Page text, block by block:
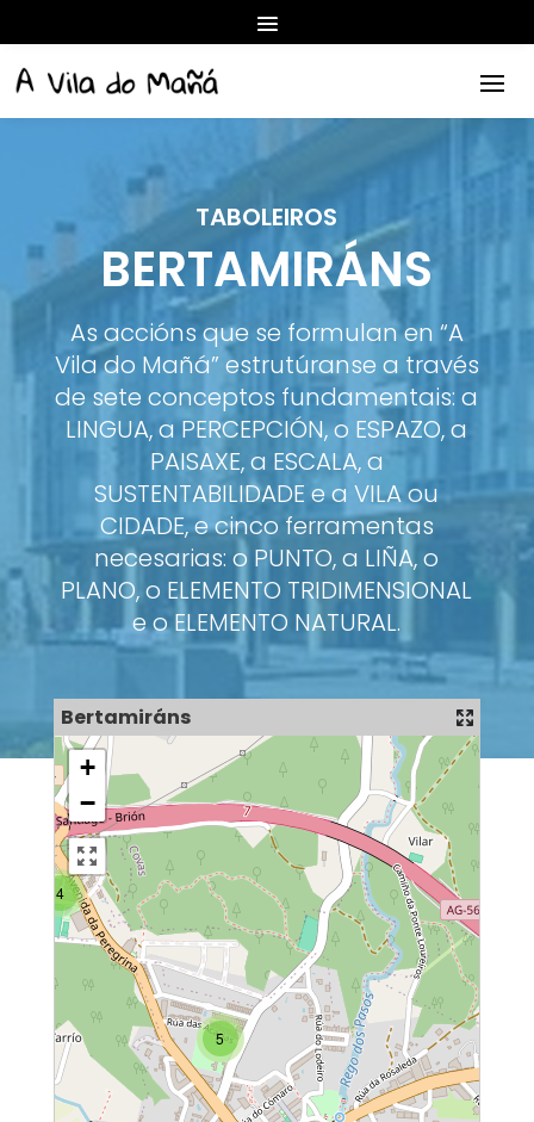
TABOLEIROS
BERTAMIRÁNS
As accións que se formulan en “A
Vila do Mañá” estrutúranse a través
de sete conceptos fundamentais: a
LINGUA, a PERCEPCIÓN, o ESPAZO, a
PAISAXE, a ESCALA, a
SUSTENTABILIDADE e a VILA ou
CIDADE, e cinco ferramentas
necesarias: o PUNTO, a LIÑA, o
PLANO, o ELEMENTO TRIDIMENSIONAL
e o ELEMENTO NATURAL.
Bertamiráns
5
4
+
−